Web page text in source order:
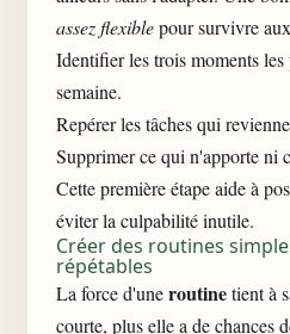
assez flexiblepour survivre
Identifier les trois moments les
semaine.
Repérer les tâches qui
Supprimer ce qui n'apporte ni
Cette première étape aide à
éviter la culpabilité inutile.
Créer des routines
répétables
La force d'uneroutinetient à
courte, plus elle a de chances